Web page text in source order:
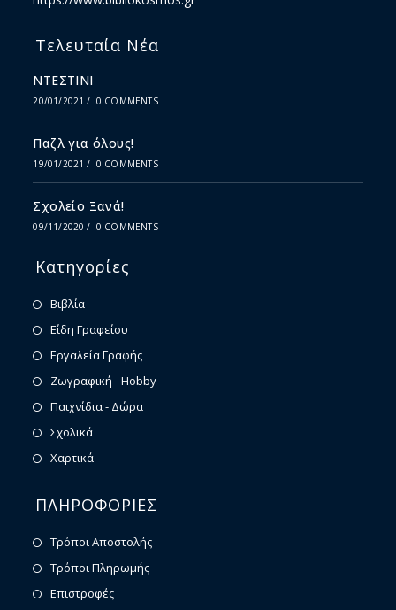
Τελευταία Νέα
ΝΤΕΣΤΙΝΙ
20/01/2021 / 0 COMMENTS
Παζλ για όλους!
19/01/2021 / 0 COMMENTS
Σχολείο Ξανά!
09/11/2020 / 0 COMMENTS
Κατηγορίες
Βιβλία
Είδη Γραφείου
Εργαλεία Γραφής
Ζωγραφική - Hobby
Παιχνίδια - Δώρα
Σχολικά
Χαρτικά
ΠΛΗΡΟΦΟΡΙΕΣ
Τρόποι Αποστολής
Τρόποι Πληρωμής
Επιστροφές